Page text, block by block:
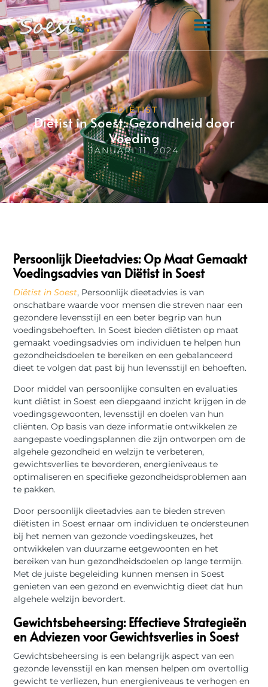
#DIËTIST
Diëtist in Soest: Gezondheid door
Voeding
JANUARI 11, 2024
Persoonlijk Dieetadvies: Op Maat Gemaakt
Voedingsadvies van Diëtist in Soest
Diëtist in Soest, Persoonlijk dieetadvies is van
onschatbare waarde voor mensen die streven naar een
gezondere levensstijl en een beter begrip van hun
voedingsbehoeften. In Soest bieden diëtisten op maat
gemaakt voedingsadvies om individuen te helpen hun
gezondheidsdoelen te bereiken en een gebalanceerd
dieet te volgen dat past bij hun levensstijl en behoeften.
Door middel van persoonlijke consulten en evaluaties
kunt diëtist in Soest een diepgaand inzicht krijgen in de
voedingsgewoonten, levensstijl en doelen van hun
cliënten. Op basis van deze informatie ontwikkelen ze
aangepaste voedingsplannen die zijn ontworpen om de
algehele gezondheid en welzijn te verbeteren,
gewichtsverlies te bevorderen, energieniveaus te
optimaliseren en specifieke gezondheidsproblemen aan
te pakken.
Door persoonlijk dieetadvies aan te bieden streven
diëtisten in Soest ernaar om individuen te ondersteunen
bij het nemen van gezonde voedingskeuzes, het
ontwikkelen van duurzame eetgewoonten en het
bereiken van hun gezondheidsdoelen op lange termijn.
Met de juiste begeleiding kunnen mensen in Soest
genieten van een gezond en evenwichtig dieet dat hun
algehele welzijn bevordert.
Gewichtsbeheersing: Effectieve Strategieën
en Adviezen voor Gewichtsverlies in Soest
Gewichtsbeheersing is een belangrijk aspect van een
gezonde levensstijl en kan mensen helpen om overtollig
gewicht te verliezen, hun energieniveaus te verhogen en